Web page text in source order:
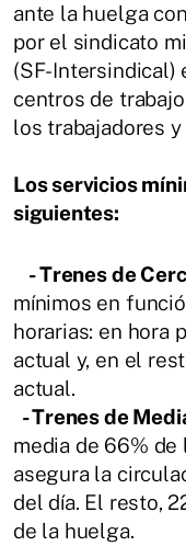
ante la huelga
por el sindicato
(SF-Intersindical)
centros de
los trabajadores y
Los servicios
siguientes:
- Trenes de
mínimos en
horarias: en hora
actual y, en el
actual.
- Trenes de
media de 66% de
asegura la
del día. El resto,
de la huelga.